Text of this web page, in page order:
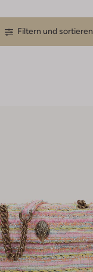
Filtern und sortieren